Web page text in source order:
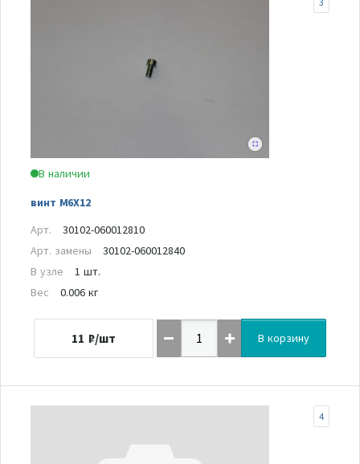
В наличии
винт M6X12
Арт.
30102-060012810
Арт. замены
30102-060012840
В узле
1 шт.
Вес
0.006 кг
11 ₽/шт В корзину
4